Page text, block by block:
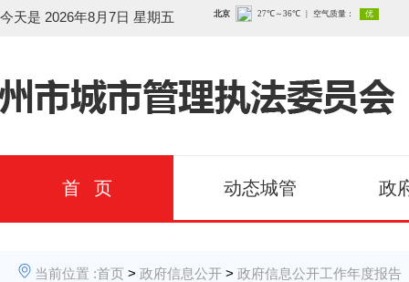
今天是 2026年8月7日 星期五
首 页 动态城管 政
当前位置 :首页 > 政府信息公开 > 政府信息公开工作年度报告